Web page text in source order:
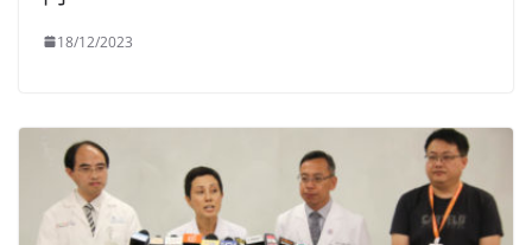
18/12/2023